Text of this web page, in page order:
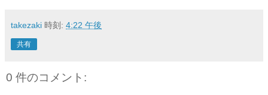
takezaki 時刻: 4:22 午後
共有
0 件のコメント: